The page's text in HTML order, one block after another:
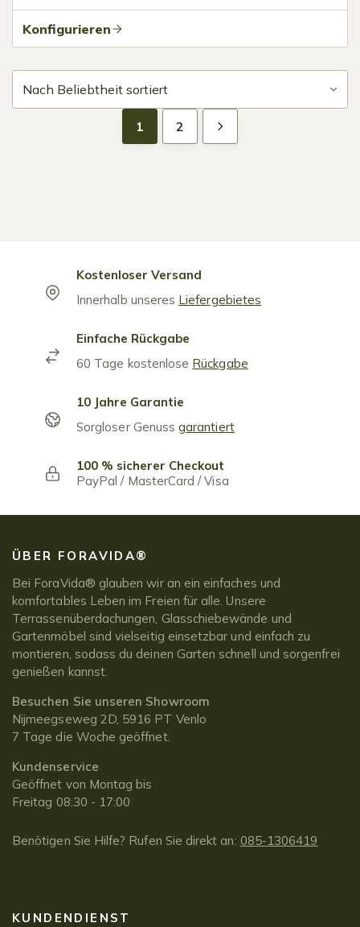
Konfigurieren
1 2
Kostenloser Versand
Innerhalb unseres Liefergebietes
Einfache Rückgabe
60 Tage kostenlose Rückgabe
10 Jahre Garantie
Sorgloser Genussgarantiert
100 % sicherer Checkout
PayPal / MasterCard / Visa
ÜBER FORAVIDA®
Bei ForaVida® glauben wir an ein einfaches und
komfortables Leben im Freien für alle. Unsere
Terrassenüberdachungen, Glasschiebewände und
Gartenmöbel sind vielseitig einsetzbar und einfach zu
montieren, sodass du deinen Garten schnell und sorgenfrei
genießen kannst.
Besuchen Sie unseren Showroom
Nijmeegseweg 2D, 5916 PT Venlo
7 Tage die Woche geöffnet.
Kundenservice
Geöffnet von Montag bis
Freitag 08:30 - 17:00
Benötigen Sie Hilfe? Rufen Sie direkt an: 085-1306419
KUNDENDIENST